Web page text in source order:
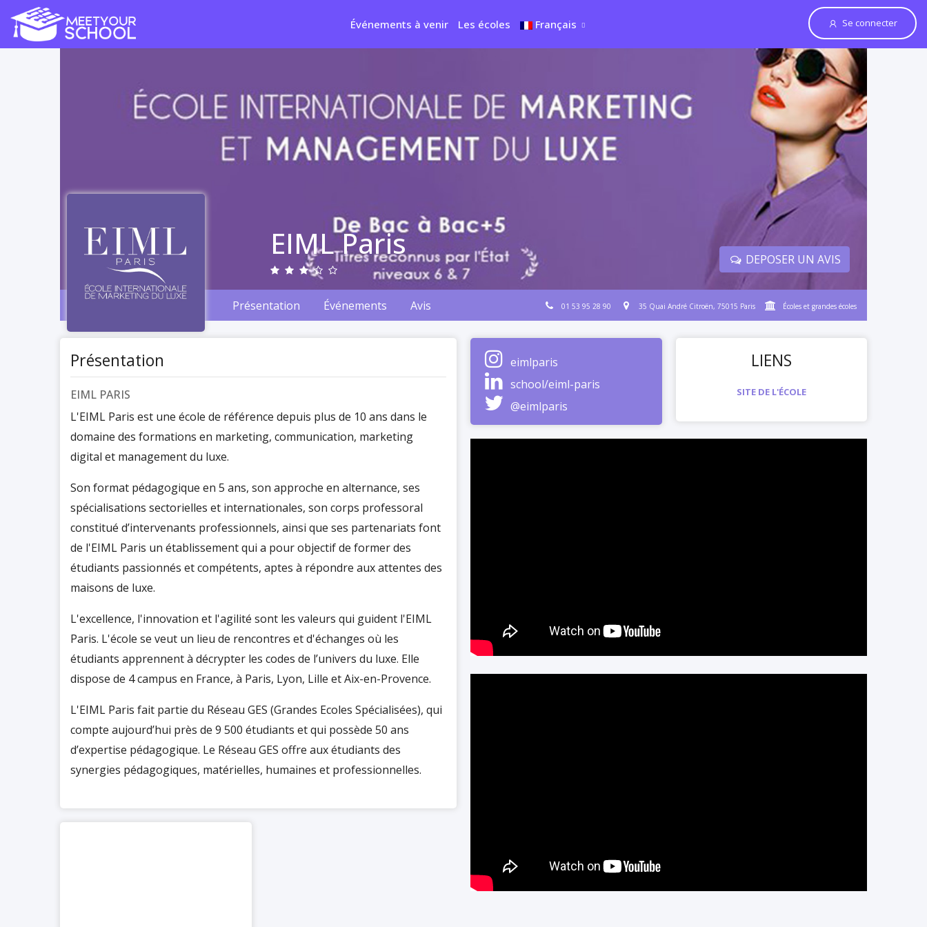
Événements à venir Les écoles Français Se connecter
DEPOSER UN AVIS
EIML Paris
Présentation Événements Avis 01 53 95 28 90 35 Quai André Citroën, 75015 Paris Écoles et grandes écoles
Présentation
EIML PARIS
L'EIML Paris est une école de référence depuis plus de 10 ans dans le
domaine des formations en marketing, communication, marketing
digital et management du luxe.
Son format pédagogique en 5 ans, son approche en alternance, ses
spécialisations sectorielles et internationales, son corps professoral
constitué d’intervenants professionnels, ainsi que ses partenariats font
de l'EIML Paris un établissement qui a pour objectif de former des
étudiants passionnés et compétents, aptes à répondre aux attentes des
maisons de luxe.
L'excellence, l'innovation et l'agilité sont les valeurs qui guident l'EIML
Paris. L'école se veut un lieu de rencontres et d'échanges où les
étudiants apprennent à décrypter les codes de l’univers du luxe. Elle
dispose de 4 campus en France, à Paris, Lyon, Lille et Aix-en-Provence.
L'EIML Paris fait partie du Réseau GES (Grandes Ecoles Spécialisées), qui
compte aujourd’hui près de 9 500 étudiants et qui possède 50 ans
d’expertise pédagogique. Le Réseau GES offre aux étudiants des
synergies pédagogiques, matérielles, humaines et professionnelles.
eimlparis
school/eiml-paris
@eimlparis
LIENS
SITE DE L'ÉCOLE